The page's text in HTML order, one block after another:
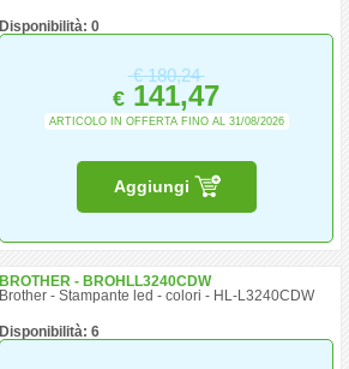
Disponibilità: 0
€180,24
€ 141,47
ARTICOLO IN OFFERTA FINO AL 31/08/2026
Aggiungi
BROTHER - BROHLL3240CDW
Brother - Stampante led - colori - HL-L3240CDW
Disponibilità: 6